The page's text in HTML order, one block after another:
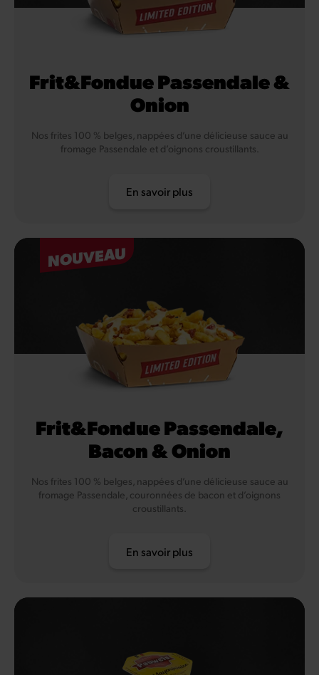
Frit&Fondue Passendale &
Onion
Nos frites 100 % belges, nappées d’une délicieuse sauce au
fromage Passendale et d’oignons croustillants.
En savoir plus
NOUVEAU
Frit&Fondue Passendale,
Bacon & Onion
Nos frites 100 % belges, nappées d’une délicieuse sauce au
fromage Passendale, couronnées de bacon et d’oignons
croustillants.
En savoir plus